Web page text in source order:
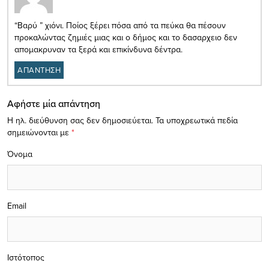
“Βαρύ ” χιόνι. Ποίος ξέρει πόσα από τα πεύκα θα πέσουν
προκαλώντας ζημιές μιας και ο δήμος και το δασαρχειο δεν
απομακρυναν τα ξερά και επικίνδυνα δέντρα.
ΑΠΑΝΤΗΣΗ
Αφήστε μία απάντηση
Η ηλ. διεύθυνση σας δεν δημοσιεύεται. Τα υποχρεωτικά πεδία
σημειώνονται με *
Όνομα
Email
Ιστότοπος